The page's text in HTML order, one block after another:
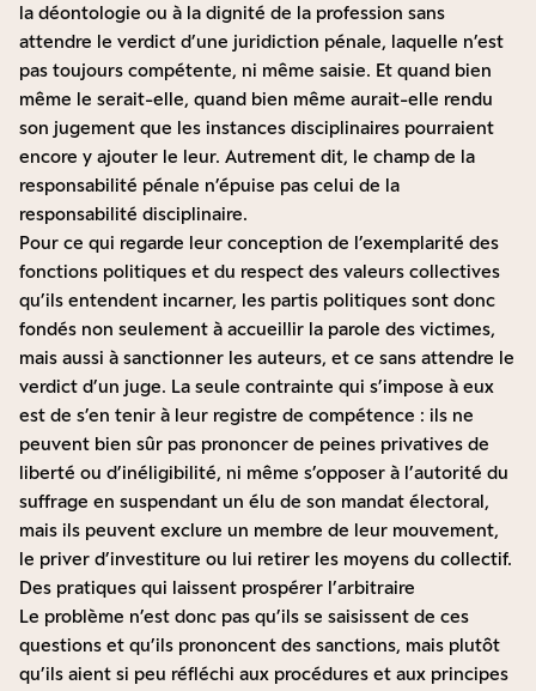
la déontologie ou à la dignité de la profession sans
attendre le verdict d’une juridiction pénale, laquelle n’est
pas toujours compétente, ni même saisie. Et quand bien
même le serait-elle, quand bien même aurait-elle rendu
son jugement que les instances disciplinaires pourraient
encore y ajouter le leur. Autrement dit, le champ de la
responsabilité pénale n’épuise pas celui de la
responsabilité disciplinaire.
Pour ce qui regarde leur conception de l’exemplarité des
fonctions politiques et du respect des valeurs collectives
qu’ils entendent incarner, les partis politiques sont donc
fondés non seulement à accueillir la parole des victimes,
mais aussi à sanctionner les auteurs, et ce sans attendre le
verdict d’un juge. La seule contrainte qui s’impose à eux
est de s’en tenir à leur registre de compétence : ils ne
peuvent bien sûr pas prononcer de peines privatives de
liberté ou d’inéligibilité, ni même s’opposer à l’autorité du
suffrage en suspendant un élu de son mandat électoral,
mais ils peuvent exclure un membre de leur mouvement,
le priver d’investiture ou lui retirer les moyens du collectif.
Des pratiques qui laissent prospérer l’arbitraire
Le problème n’est donc pas qu’ils se saisissent de ces
questions et qu’ils prononcent des sanctions, mais plutôt
qu’ils aient si peu réfléchi aux procédures et aux principes